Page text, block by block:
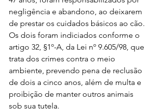
negligência e abandono, ao deixarem
de prestar os cuidados básicos ao cão.
Os dois foram indiciados conforme o
artigo 32, §1º-A, da Lei nº 9.605/98, que
trata dos crimes contra o meio
ambiente, prevendo pena de reclusão
de dois a cinco anos, além de multa e
proibição de manter outros animais
sob sua tutela.